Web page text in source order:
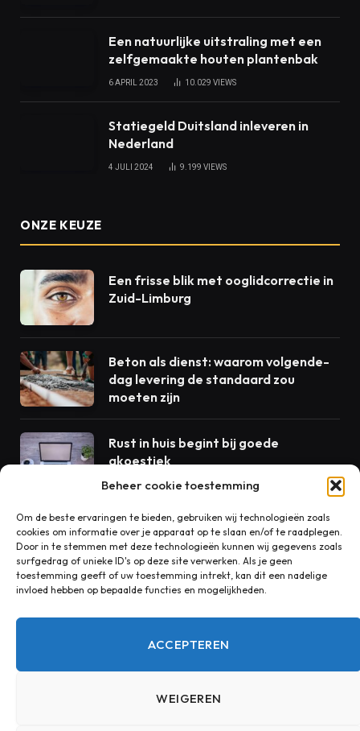
Beheer cookie toestemming
Om de beste ervaringen te bieden, gebruiken wij technologieën zoals
cookies om informatie over je apparaat op te slaan en/of te raadplegen.
Door in te stemmen met deze technologieën kunnen wij gegevens zoals
surfgedrag of unieke ID's op deze site verwerken. Als je geen
toestemming geeft of uw toestemming intrekt, kan dit een nadelige
invloed hebben op bepaalde functies en mogelijkheden.
ACCEPTEREN
WEIGEREN
Een natuurlijke uitstraling met een
zelfgemaakte houten plantenbak
6 APRIL 2023 10.029 VIEWS
Statiegeld Duitsland inleveren in
Nederland
4 JULI 2024 9.199 VIEWS
ONZE KEUZE
Een frisse blik met ooglidcorrectie in
Zuid-Limburg
Beton als dienst: waarom volgende-
dag levering de standaard zou
moeten zijn
Rust in huis begint bij goede
akoestiek
CONTACT
Heeft u een vraag, suggestie of opmerking over onze